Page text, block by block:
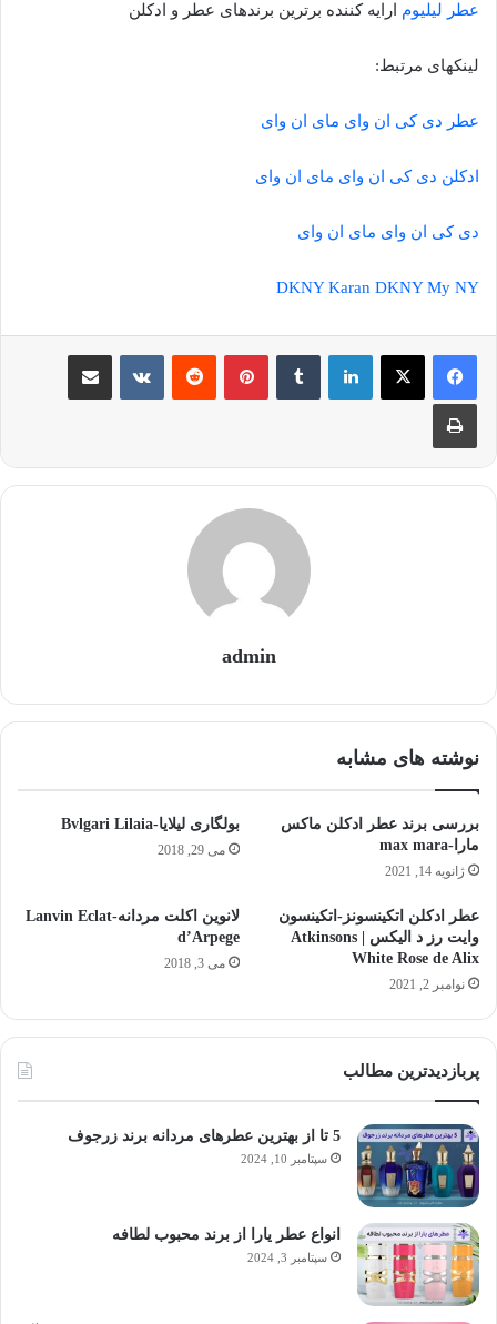
عطر لیلیوم ارایه کننده برترین برندهای عطر و ادکلن
لینکهای مرتبط:
عطر دی کی ان وای مای ان وای
ادکلن دی کی ان وای مای ان وای
دی کی ان وای مای ان وای
DKNY Karan DKNY My NY
لینکدین ‫تامبلر ‫پین‌ترست‫رددیت ‫VKontakteاشتراک گذاری از طریق ایمیل
چاپ
admin
نوشته های مشابه
بررسی برند عطر ادکلن ماکس
مارا-max mara
ژانویه 14, 2021
بولگاری لیلایا-Bvlgari Lilaia
می 29, 2018
عطر ادکلن اتکینسونز-اتکینسون
وایت رز د الیکس | Atkinsons
White Rose de Alix
نوامبر 2, 2021
لانوین اکلت مردانه-Lanvin Eclat
d’Arpege
می 3, 2018
پربازدیدترین مطالب
5 تا از بهترین عطرهای مردانه برند زرجوف
سپتامبر 10, 2024
انواع عطر یارا از برند محبوب لطافه
سپتامبر 3, 2024